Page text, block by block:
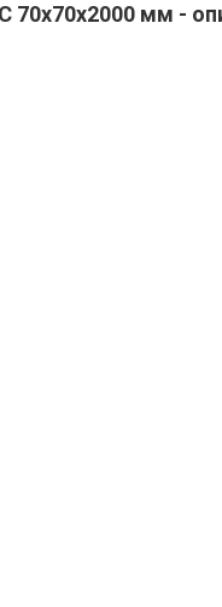
70х70х2000 мм -